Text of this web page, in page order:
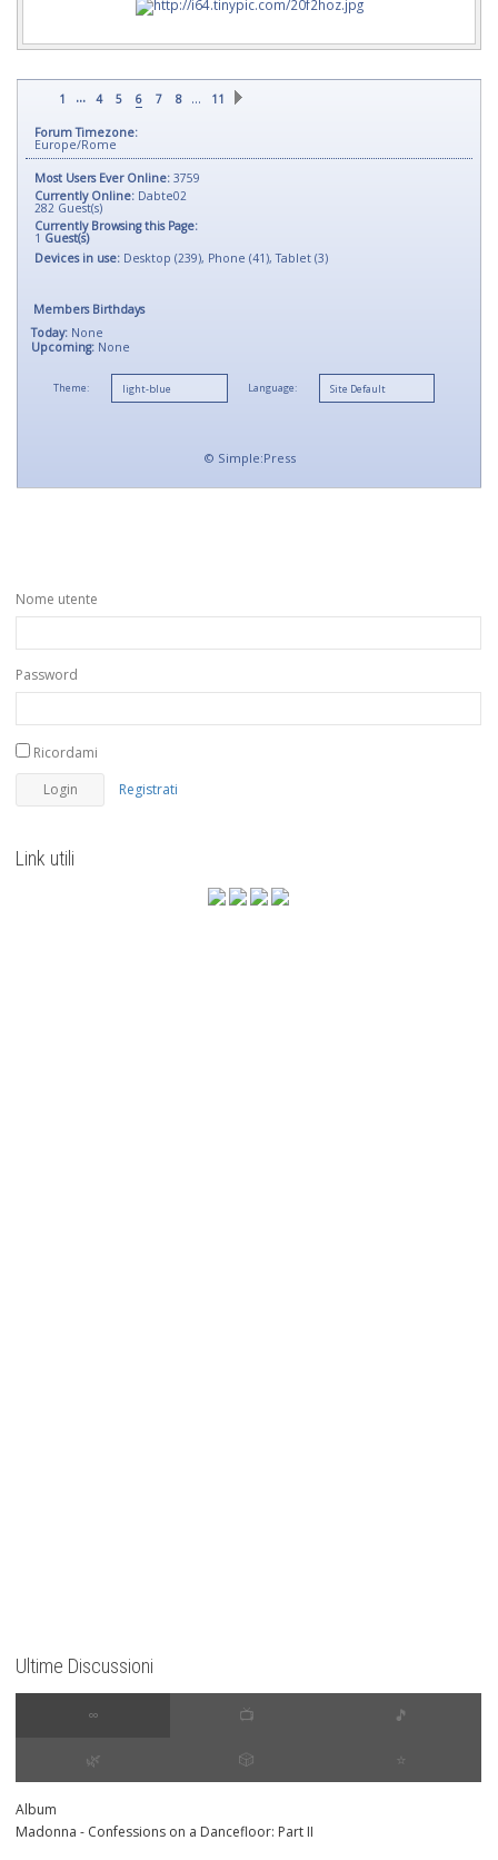
1 ... 4 5 6 7 8 … 11
Forum Timezone:
Europe/Rome
Most Users Ever Online: 3759
Currently Online: Dabte02
282 Guest(s)
Currently Browsing this Page:
1 Guest(s)
Devices in use: Desktop (239), Phone (41), Tablet (3)
Members Birthdays
Today: None
Upcoming: None
Theme: Language:
© Simple:Press
Nome utente
Password
Ricordami
Registrati
Link utili
Ultime Discussioni
∞ 📺 🎵
🌿 🎲 ⭐️
Album
Madonna - Confessions on a Dancefloor: Part II